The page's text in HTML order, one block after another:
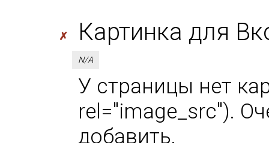
✗ Картинка для
N/A
У страницы нет
rel="image_src").
добавить.